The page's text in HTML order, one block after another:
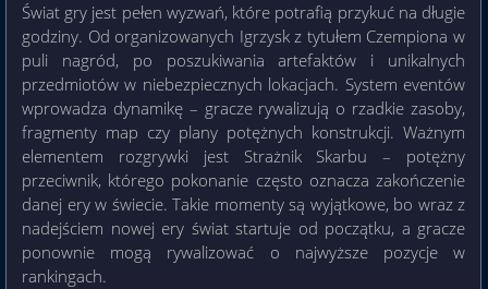
Świat gry jest pełen wyzwań, które potrafią przykuć na długie
godziny. Od organizowanych Igrzysk z tytułem Czempiona w
puli nagród, po poszukiwania artefaktów i unikalnych
przedmiotów w niebezpiecznych lokacjach. System eventów
wprowadza dynamikę – gracze rywalizują o rzadkie zasoby,
fragmenty map czy plany potężnych konstrukcji. Ważnym
elementem rozgrywki jest Strażnik Skarbu – potężny
przeciwnik, którego pokonanie często oznacza zakończenie
danej ery w świecie. Takie momenty są wyjątkowe, bo wraz z
nadejściem nowej ery świat startuje od początku, a gracze
ponownie mogą rywalizować o najwyższe pozycje w
rankingach.